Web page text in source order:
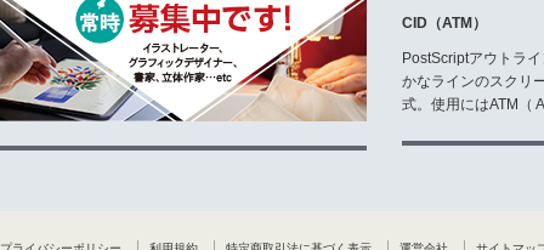
CID（ATM）
PostScriptアウトラ
かなラインのスクリ
式。使用にはATM（